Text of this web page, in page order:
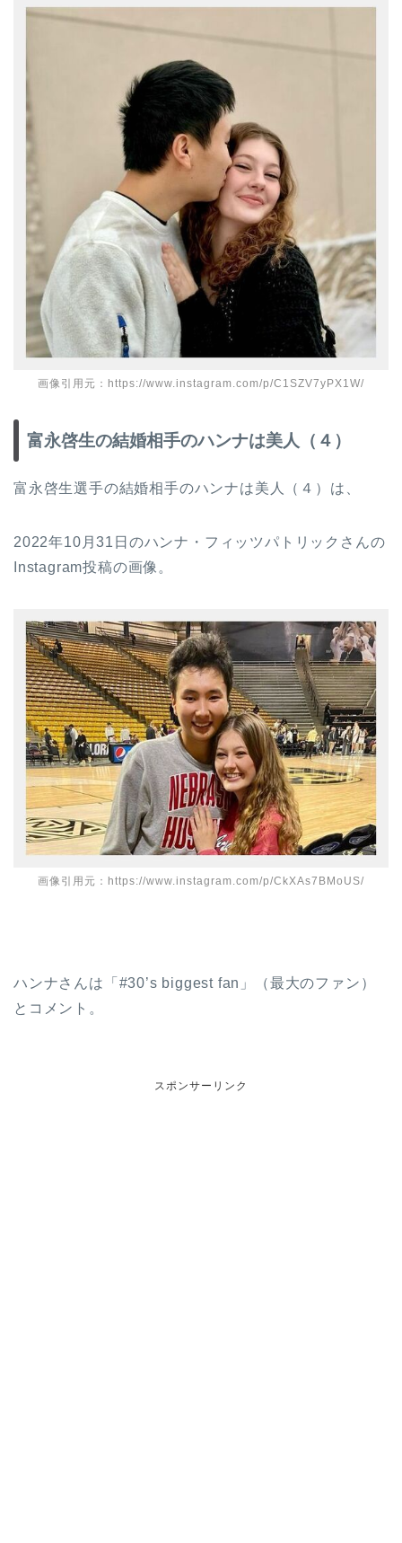
画像引用元：https://www.instagram.com/p/C1SZV7yPX1W/
富永啓生の結婚相手のハンナは美人（４）
富永啓生選手の結婚相手のハンナは美人（４）は、
2022年10月31日のハンナ・フィッツパトリックさんの
Instagram投稿の画像。
画像引用元：https://www.instagram.com/p/CkXAs7BMoUS/
ハンナさんは「#30’s biggest fan」（最大のファン）
とコメント。
スポンサーリンク